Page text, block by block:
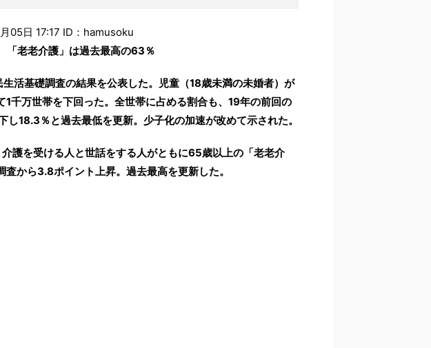
05日 17:17 ID：hamusoku
老老介護」は過去最高の63％
活基礎調査の結果を公表した。児童（18歳未満の未婚者）が
千万世帯を下回った。全世帯に占める割合も、19年の前回の
18.3％と過去最低を更新。少子化の加速が改めて示された。
護を受ける人と世話をする人がともに65歳以上の「老老介
から3.8ポイント上昇。過去最高を更新した。